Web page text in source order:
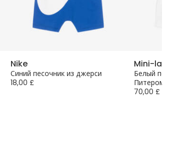
Nike
Синий песочник из джерси
18,00 £
Mini-la-
Белый
Питером
70,00 £